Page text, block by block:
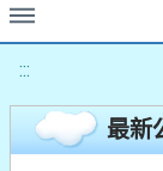
:::
最新